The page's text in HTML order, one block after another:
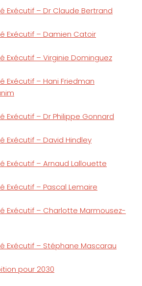
Exécutif – Dr Claude Bertrand
Exécutif – Damien Catoir
Exécutif – Virginie Dominguez
Exécutif – Hani Friedman
Exécutif – Dr Philippe Gonnard
Exécutif – David Hindley
Exécutif – Arnaud Lallouette
Exécutif – Pascal Lemaire
Exécutif – Charlotte Marmousez-
Exécutif – Stéphane Mascarau
pour 2030